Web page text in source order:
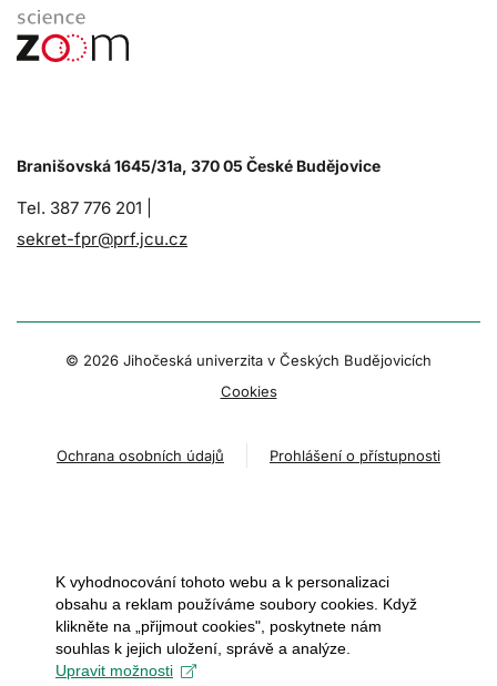
Branišovská 1645/31a, 370 05 České Budějovice
Tel. 387 776 201 |
sekret-fpr@prf.jcu.cz
© 2026 Jihočeská univerzita v Českých Budějovicích
Cookies
Ochrana osobních údajů Prohlášení o přístupnosti
K vyhodnocování tohoto webu a k personalizaci
obsahu a reklam používáme soubory cookies. Když
klikněte na „přijmout cookies", poskytnete nám
souhlas k jejich uložení, správě a analýze.
Upravit možnosti